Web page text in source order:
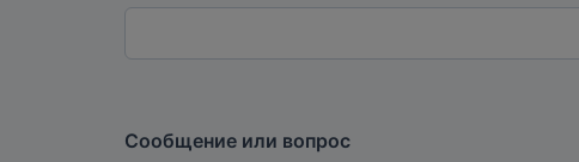
Сообщение или вопрос